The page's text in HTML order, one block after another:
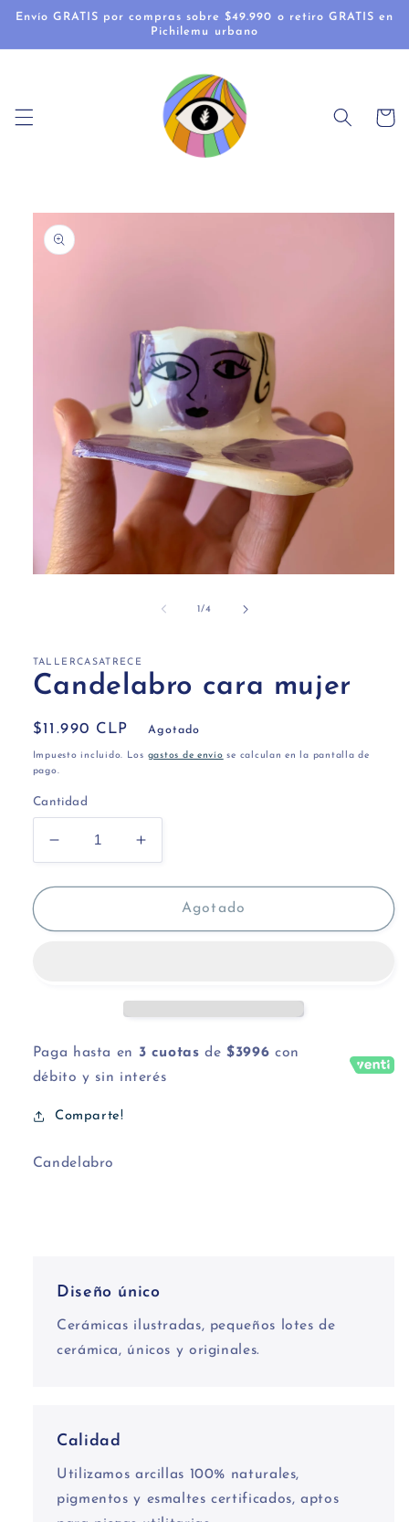
directamente
Envío GRATIS por compras sobre $49.990 o retiro GRATIS en
Pichilemu urbano
Carrito
directamente
información
ventana
modal
1/de
4
TALLERCASATRECE
Candelabro cara mujer
Precio
habitual
$11.990 CLP Agotado
Impuesto incluido. Los gastos de envío se calculan en la pantalla de
pago.
Cantidad
Reducir
cantidad
para
cara
Aumentar
cantidad
para
Candelabro
cara
Agotado
Paga hasta en 3 cuotas de$3996 con
débito y sin interés
Comparte!
Candelabro
Diseño único
Cerámicas ilustradas, pequeños lotes de
cerámica, únicos y originales.
Calidad
Utilizamos arcillas 100% naturales,
pigmentos y esmaltes certificados, aptos